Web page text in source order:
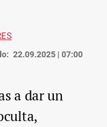
22.09.2025 | 07:00
a dar un